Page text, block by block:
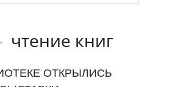
чтение книг
ОТКРЫЛИСЬ